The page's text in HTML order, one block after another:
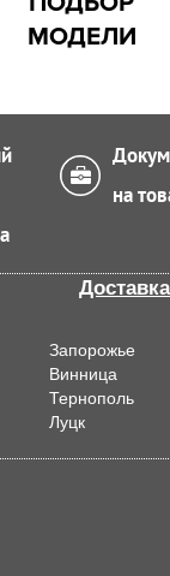
МОДЕЛИ
на
Запорожье
Винница
Тернополь
Луцк